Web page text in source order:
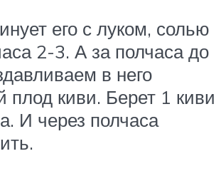
его с луком, солью
2-3. А за полчаса до
в него
киви. Берет 1 киви
И через полчаса